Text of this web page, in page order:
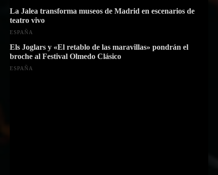
La Jalea transforma museos de Madrid en escenarios de
teatro vivo
ESPAÑA
Els Joglars y «El retablo de las maravillas» pondrán el
broche al Festival Olmedo Clásico
ESPAÑA